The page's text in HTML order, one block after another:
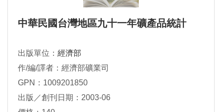
中華民國台灣地區九十一年礦產品統計
出版單位： 經濟部
作/編/譯者：經濟部礦業司
GPN：1009201850
出版／創刊日期：2003-06